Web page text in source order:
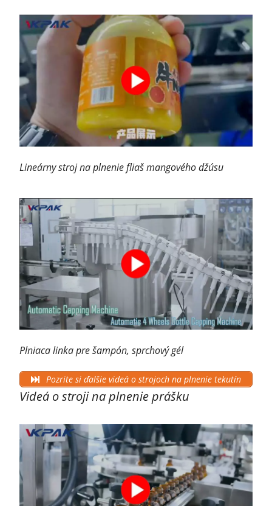
Lineárny stroj na plnenie fliaš mangového džúsu
Plniaca linka pre šampón, sprchový gél
Pozrite si ďalšie videá o strojoch na plnenie tekutín
Videá o stroji na plnenie prášku